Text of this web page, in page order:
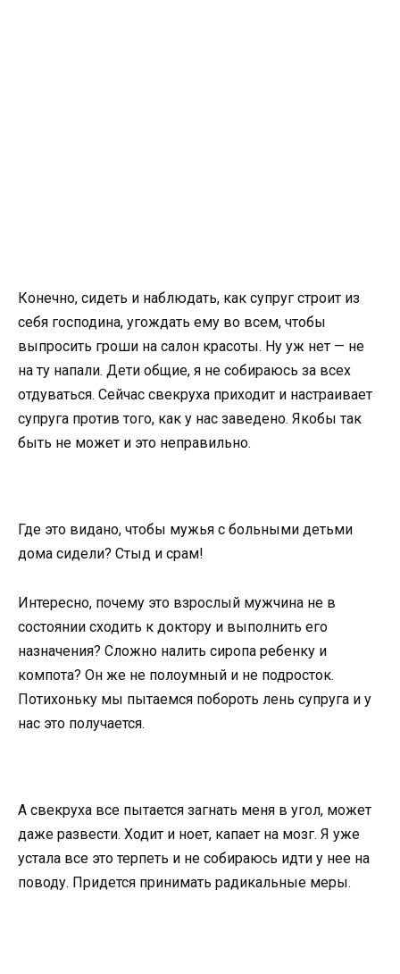
Конечно, сидеть и наблюдать, как супруг строит из
себя господина, угождать ему во всем, чтобы
выпросить гроши на салон красоты. Ну уж нет — не
на ту напали. Дети общие, я не собираюсь за всех
отдуваться. Сейчас свекруха приходит и настраивает
супруга против того, как у нас заведено. Якобы так
быть не может и это неправильно.
Где это видано, чтобы мужья с больными детьми
дома сидели? Стыд и срам!
Интересно, почему это взрослый мужчина не в
состоянии сходить к доктору и выполнить его
назначения? Сложно налить сиропа ребенку и
компота? Он же не полоумный и не подросток.
Потихоньку мы пытаемся побороть лень супруга и у
нас это получается.
А свекруха все пытается загнать меня в угол, может
даже развести. Ходит и ноет, капает на мозг. Я уже
устала все это терпеть и не собираюсь идти у нее на
поводу. Придется принимать радикальные меры.